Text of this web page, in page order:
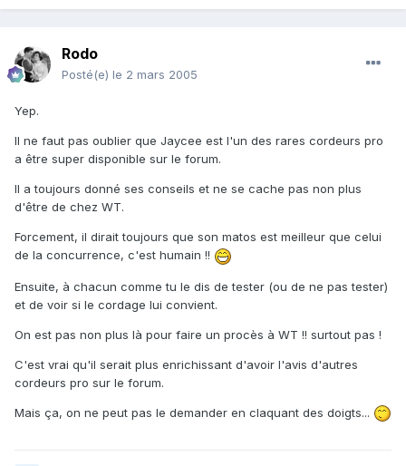
Rodo
Posté(e) le 2 mars 2005
Yep.
Il ne faut pas oublier que Jaycee est l'un des rares cordeurs pro
a être super disponible sur le forum.
Il a toujours donné ses conseils et ne se cache pas non plus
d'être de chez WT.
Forcement, il dirait toujours que son matos est meilleur que celui
de la concurrence, c'est humain !!
Ensuite, à chacun comme tu le dis de tester (ou de ne pas tester)
et de voir si le cordage lui convient.
On est pas non plus là pour faire un procès à WT !! surtout pas !
C'est vrai qu'il serait plus enrichissant d'avoir l'avis d'autres
cordeurs pro sur le forum.
Mais ça, on ne peut pas le demander en claquant des doigts...